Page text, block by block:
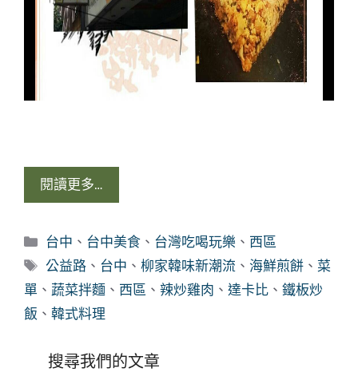
閱讀更多…
分
類
台中 、 台中美食 、 台灣吃喝玩樂 、 西區
標
籤
公益路 、 台中 、柳家韓味新潮流 、 海鮮煎餅 、 菜
單 、 蔬菜拌麵 、 西區 、 辣炒雞肉 、 達卡比 、 鐵板炒
飯 、 韓式料理
搜尋我們的文章